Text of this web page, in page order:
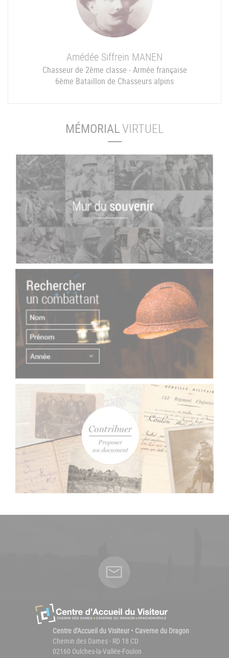
Amédée Siffrein MANEN
Chasseur de 2ème classe - Armée française
6ème Bataillon de Chasseurs alpins
MÉMORIALVIRTUEL
Centre d'Accueil du Visiteur • Caverne du Dragon
Chemin des Dames - RD 18 CD
02160 Oulches-la-Vallée-Foulon